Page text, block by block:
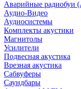
Аварийные радиобуи
Аудио-Видео
Аудиосистемы
Комплекты акустики
Магнитолы
Усилители
Подвесная акустика
Врезная акустика
Сабвуферы
Саундбары